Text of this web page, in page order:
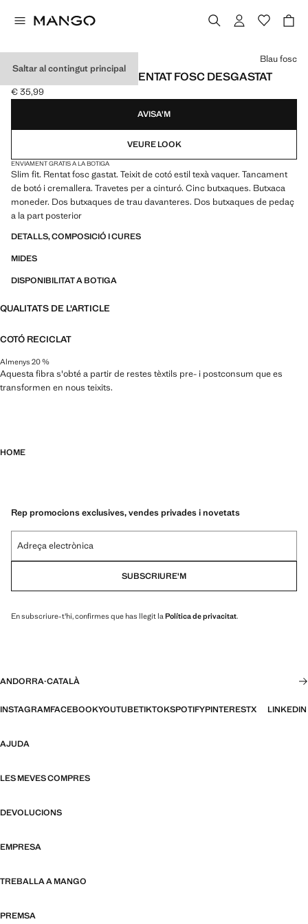
Saltar al contingut principal
TEXANS JAN SLIM FIT RENTAT FOSC DESGASTAT
Preu actual [€ 35,99 ]
€ 35,99
Selecciona un color
Blau fosc
AVISA'M
VEURE LOOK
ENVIAMENT GRATIS A LA BOTIGA
Slim fit. Rentat fosc gastat. Teixit de cotó estil texà vaquer. Tancament
de botó i cremallera. Travetes per a cinturó. Cinc butxaques. Butxaca
moneder. Dos butxaques de trau davanteres. Dos butxaques de pedaç
a la part posterior
DETALLS, COMPOSICIÓ I CURES
MIDES
DISPONIBILITAT A BOTIGA
QUALITATS DE L'ARTICLE
COTÓ RECICLAT
Almenys 20 %
Aquesta fibra s'obté a partir de restes tèxtils pre- i postconsum que es
transformen en nous teixits.
HOME
Rep promocions exclusives, vendes privades i novetats
Adreça electrònica
SUBSCRIURE'M
En subscriure-t'hi, confirmes que has llegit laPolítica de privacitat.
ANDORRA·CATALÀ
INSTAGRAMFACEBOOKYOUTUBETIKTOKSPOTIFYPINTERESTX LINKEDIN
AJUDA
LES MEVES COMPRES
DEVOLUCIONS
EMPRESA
TREBALLA A MANGO
PREMSA